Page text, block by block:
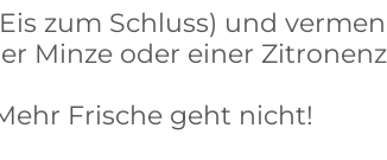
zum Schluss) und
Minze oder einer
Frische geht nicht!